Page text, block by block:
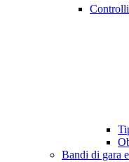
Bandi di gara